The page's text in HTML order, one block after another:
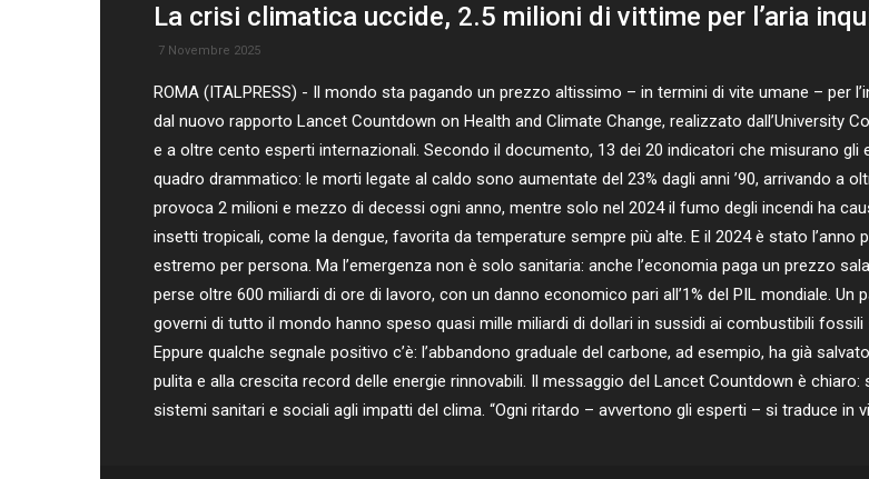
La crisi climatica uccide, 2.5 milioni di vittime per l’aria
7 Novembre 2025
ROMA (ITALPRESS) - Il mondo sta pagando un prezzo altissimo – in termini di vite umane – per
dal nuovo rapporto Lancet Countdown on Health and Climate Change, realizzato dall’University
e a oltre cento esperti internazionali. Secondo il documento, 13 dei 20 indicatori che misurano
quadro drammatico: le morti legate al caldo sono aumentate del 23% dagli anni ’90, arrivando a
provoca 2 milioni e mezzo di decessi ogni anno, mentre solo nel 2024 il fumo degli incendi ha
insetti tropicali, come la dengue, favorita da temperature sempre più alte. E il 2024 è stato
estremo per persona. Ma l’emergenza non è solo sanitaria: anche l’economia paga un prezzo
perse oltre 600 miliardi di ore di lavoro, con un danno economico pari all’1% del PIL mondiale.
governi di tutto il mondo hanno speso quasi mille miliardi di dollari in sussidi ai combustibili
Eppure qualche segnale positivo c’è: l’abbandono graduale del carbone, ad esempio, ha già
pulita e alla crescita record delle energie rinnovabili. Il messaggio del Lancet Countdown è
sistemi sanitari e sociali agli impatti del clima. “Ogni ritardo – avvertono gli esperti – si traduce in